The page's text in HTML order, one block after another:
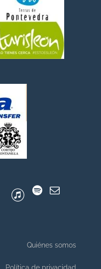
Quiénes somos
Política de privacidad